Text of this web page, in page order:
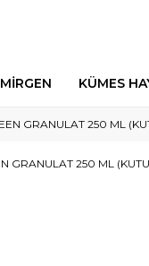
KÜMES
GRANULAT 250 ML